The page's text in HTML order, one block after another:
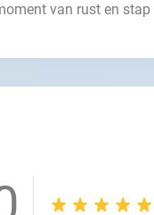
van rust en